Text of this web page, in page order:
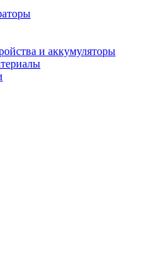
и аккумуляторы